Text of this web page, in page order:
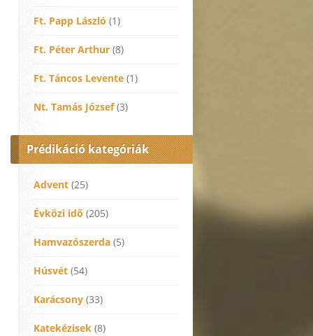
Ft. Papp László (1)
Ft. Péter Arthur (8)
Ft. Táncos Levente (1)
Nt. Tamás József(3)
Prédikáció kategóriák
Advent (25)
Évközi idő (205)
Hamvazószerda (5)
Húsvét (54)
Karácsony (33)
Katekézisek (8)